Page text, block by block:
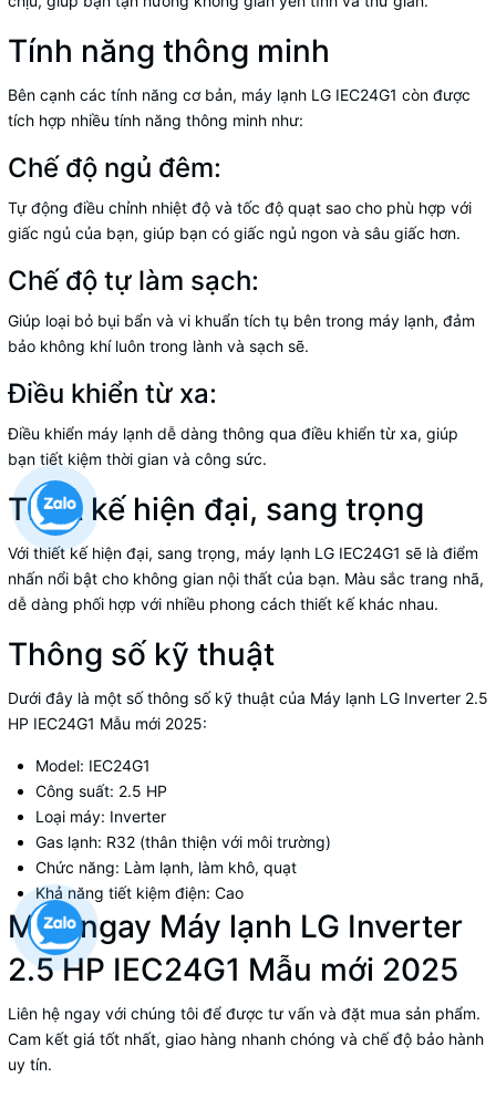
Tính năng thông minh
Bên cạnh các tính năng cơ bản, máy lạnh LG IEC24G1 còn được
tích hợp nhiều tính năng thông minh như:
Chế độ ngủ đêm:
Tự động điều chỉnh nhiệt độ và tốc độ quạt sao cho phù hợp với
giấc ngủ của bạn, giúp bạn có giấc ngủ ngon và sâu giấc hơn.
Chế độ tự làm sạch:
Giúp loại bỏ bụi bẩn và vi khuẩn tích tụ bên trong máy lạnh, đảm
bảo không khí luôn trong lành và sạch sẽ.
Điều khiển từ xa:
Điều khiển máy lạnh dễ dàng thông qua điều khiển từ xa, giúp
bạn tiết kiệm thời gian và công sức.
Thiết kế hiện đại, sang trọng
Với thiết kế hiện đại, sang trọng, máy lạnh LG IEC24G1 sẽ là điểm
nhấn nổi bật cho không gian nội thất của bạn. Màu sắc trang nhã,
dễ dàng phối hợp với nhiều phong cách thiết kế khác nhau.
Thông số kỹ thuật
Dưới đây là một số thông số kỹ thuật của Máy lạnh LG Inverter 2.5
HP IEC24G1 Mẫu mới 2025:
Model: IEC24G1
Công suất: 2.5 HP
Loại máy: Inverter
Gas lạnh: R32 (thân thiện với môi trường)
Chức năng: Làm lạnh, làm khô, quạt
Khả năng tiết kiệm điện: Cao
Mua ngay Máy lạnh LG Inverter
2.5 HP IEC24G1 Mẫu mới 2025
Liên hệ ngay với chúng tôi để được tư vấn và đặt mua sản phẩm.
Cam kết giá tốt nhất, giao hàng nhanh chóng và chế độ bảo hành
uy tín.